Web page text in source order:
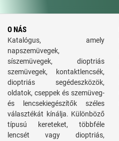
O NÁS
Katalógus, amely
napszemüvegek,
síszemüvegek, dioptriás
szemüvegek, kontaktlencsék,
dioptriás segédeszközök,
oldatok, cseppek és szemüveg-
és lencsekiegészítők széles
választékát kínálja. Különböző
típusú kereteket, többféle
lencsét vagy dioptriás,